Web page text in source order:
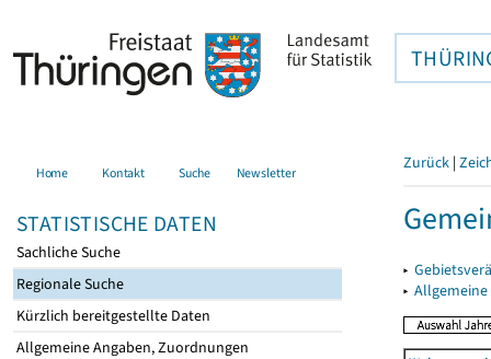
Home Kontakt Suche Newsletter
STATISTISCHE DATEN
Sachliche Suche
Regionale Suche
Kürzlich bereitgestellte Daten
Allgemeine Angaben, Zuordnungen
Zurück |
▸
▸